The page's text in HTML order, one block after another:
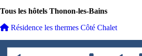
Tous les hôtels Thonon-les-Bains
Résidence les thermes Côté Chalet